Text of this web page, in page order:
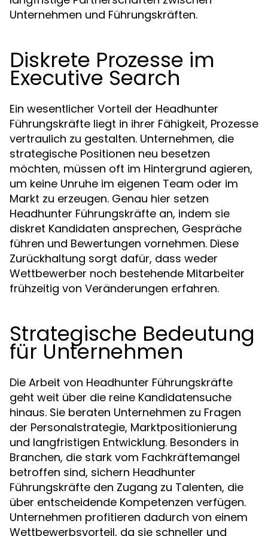
Unternehmen und Führungskräften.
Diskrete Prozesse im
Executive Search
Ein wesentlicher Vorteil der Headhunter
Führungskräfte liegt in ihrer Fähigkeit, Prozesse
vertraulich zu gestalten. Unternehmen, die
strategische Positionen neu besetzen
möchten, müssen oft im Hintergrund agieren,
um keine Unruhe im eigenen Team oder im
Markt zu erzeugen. Genau hier setzen
Headhunter Führungskräfte an, indem sie
diskret Kandidaten ansprechen, Gespräche
führen und Bewertungen vornehmen. Diese
Zurückhaltung sorgt dafür, dass weder
Wettbewerber noch bestehende Mitarbeiter
frühzeitig von Veränderungen erfahren.
Strategische Bedeutung
für Unternehmen
Die Arbeit von Headhunter Führungskräfte
geht weit über die reine Kandidatensuche
hinaus. Sie beraten Unternehmen zu Fragen
der Personalstrategie, Marktpositionierung
und langfristigen Entwicklung. Besonders in
Branchen, die stark vom Fachkräftemangel
betroffen sind, sichern Headhunter
Führungskräfte den Zugang zu Talenten, die
über entscheidende Kompetenzen verfügen.
Unternehmen profitieren dadurch von einem
Wettbewerbsvorteil, da sie schneller und